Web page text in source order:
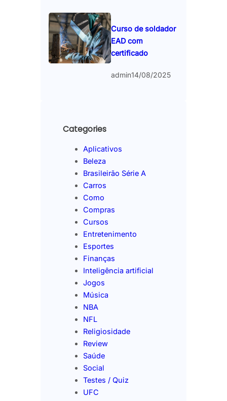
Curso de soldador
EAD com
certificado
admin14/08/2025
Categories
Aplicativos
Beleza
Brasileirão Série A
Carros
Como
Compras
Cursos
Entretenimento
Esportes
Finanças
Inteligência artificial
Jogos
Música
NBA
NFL
Religiosidade
Review
Saúde
Social
Testes / Quiz
UFC